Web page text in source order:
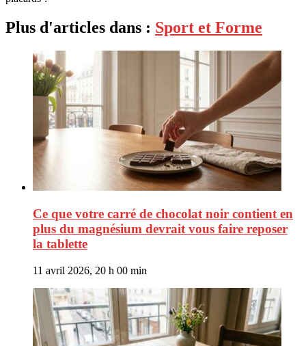
Plus d'articles dans : Sport et Forme
Ce que votre carré de chocolat noir contient en
plus du magnésium devrait vous faire reposer
la tablette
11 avril 2026, 20 h 00 min